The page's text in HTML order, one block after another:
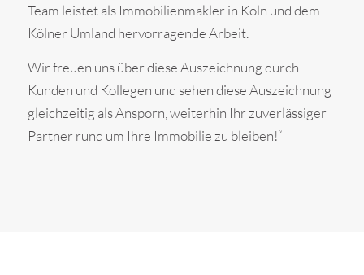
Team leistet als Immobilienmakler in Köln und dem
Kölner Umland hervorragende Arbeit.
Wir freuen uns über diese Auszeichnung durch
Kunden und Kollegen und sehen diese Auszeichnung
gleichzeitig als Ansporn, weiterhin Ihr zuverlässiger
Partner rund um Ihre Immobilie zu bleiben!“